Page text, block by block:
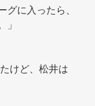
」
けど、松井は